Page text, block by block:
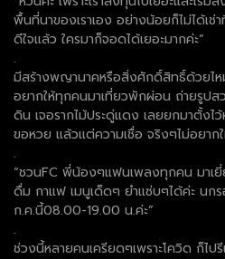
พื้นที่นาของเราเอง อย่างน้อยก็ไม่ได้เ
ดีใจแล้ว ใครมาก็จอดได้เยอะมากค่ะ”
.
มีสร้างพญานาคหรือสิ่งศักดิ์สิทธิ์ด้วยไห
อยากให้ทุกคนมาเที่ยวพักผ่อน ถ่ายรูป
ดิน เจอรากไม้ประดู่แดง เลยยกมาตั้งไ
ขอหวย แล้วแต่ความเชื่อ จริงๆไม่อยาก
.
“ชวนFC พี่น้องๆแฟนเพลงทุกคน มาเ
ดื่ม กาแฟ เมนูเด็ดๆ ยำแซ่บๆได้ค่ะ นก
ก.ค.นี้08.00-19.00 น.ค่ะ”
.
ช่วงนี้หลายคนเครียดๆเพราะโควิด ก็ไ